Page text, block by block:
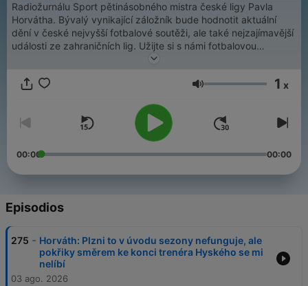
Radiožurnálu Sport pětinásobného mistra české ligy Pavla
Horvátha. Bývalý vynikající záložník bude hodnotit aktuální
dění v české nejvyšší fotbalové soutěži, ale také nejzajímavější
události ze zahraničních lig. Užijte si s námi fotbalovou
Všechny díly podcastu Desítka Pavla Horvátha můžete
mujRozhlas.cz.
Volumen 1 x
00:00 00:00
Episodios
275 - Horváth: Plzni to v úvodu sezony nefunguje, ale
pokřiky směrem ke konci trenéra Hyského se mi
nelíbí
03 ago. 2026